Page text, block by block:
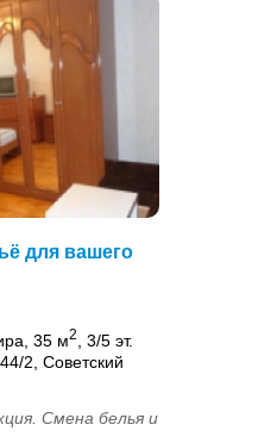
для вашего
35 м2
, 3/5 эт.
2, Советский
Смена белья и